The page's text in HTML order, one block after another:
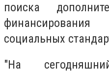
поиска
социальных
"На